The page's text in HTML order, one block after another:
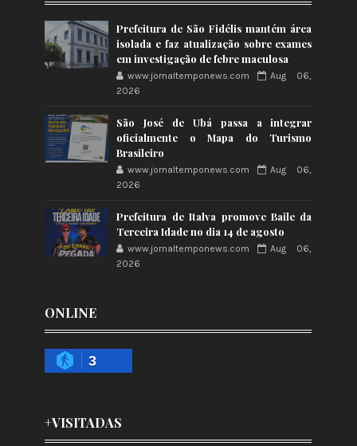
Prefeitura de São Fidélis mantém área
isolada e faz atualização sobre exames
em investigação de febre maculosa
www.jornaltemponews.com
Aug 06,
2026
São José de Ubá passa a integrar
oficialmente o Mapa do Turismo
Brasileiro
www.jornaltemponews.com
Aug 06,
2026
Prefeitura de Italva promove Baile da
Terceira Idade no dia 14 de agosto
www.jornaltemponews.com
Aug 06,
2026
ONLINE
3
+VISITADAS